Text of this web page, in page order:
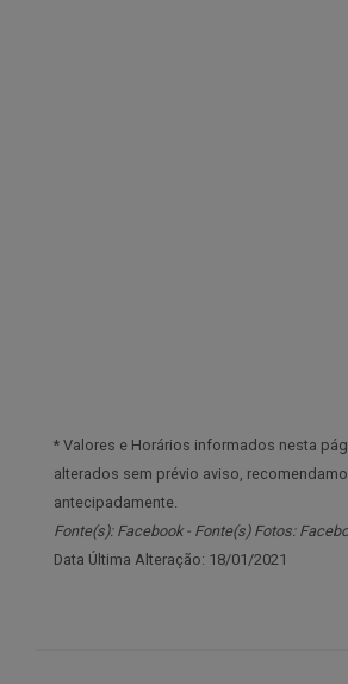
* Valores e Horários informados nesta
alterados sem prévio aviso,
antecipadamente.
Fonte(s): Facebook - Fonte(s) Fotos:
Data Última Alteração: 18/01/2021